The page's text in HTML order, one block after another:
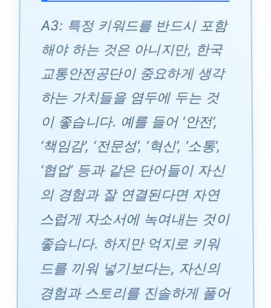
A3: 특정 키워드를 반드시 포함
해야 하는 것은 아니지만, 한국
교통안전공단이 중요하게 생각
하는 가치들을 염두에 두는 것
이 좋습니다. 예를 들어 ‘안전’,
‘책임감’, ‘전문성’, ‘혁신’, ‘소통’,
‘협업’ 등과 같은 단어들이 자신
의 경험과 잘 연결된다면 자연
스럽게 자소서에 녹여내는 것이
좋습니다. 하지만 억지로 키워
드를 끼워 넣기보다는, 자신의
경험과 스토리를 진솔하게 풀어